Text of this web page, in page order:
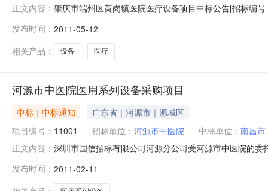
正文内容： 肇庆市端州区黄岗镇医院医疗设备项目中标公告[招标编
备三、项目编号：0809-1141DZG1B405/01四、采购方
发布时间： 2011-05-12
相关产品：
设备 医疗
河源市中医院医用系列设备采购项目
中标｜中标通知
广东省｜河源市｜源城区
项目编号： 11001 招标单位： 河源市中医院 中标单位： 南昌
正文内容： 深圳市国信招标有限公司河源分公司受河源市中医院的
购方式：公开招标五、采购项目简要说明：（包括数量
及媒体：2011年1月13日
发布时间： 2011-02-11